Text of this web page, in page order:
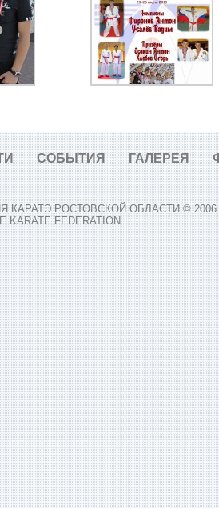
СОБЫТИЯ ГАЛЕРЕЯ
РОСТОВСКОЙ ОБЛАСТИ © 2006
KARATE FEDERATION